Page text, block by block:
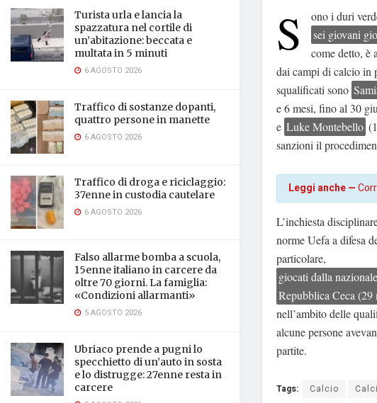
Turista urla e lancia la
spazzatura nel cortile di
un’abitazione: beccata e
multata in 5 minuti
6 AGOSTO 2026
Traffico di sostanze dopanti,
quattro persone in manette
6 AGOSTO 2026
Traffico di droga e riciclaggio:
37enne in custodia cautelare
6 AGOSTO 2026
Falso allarme bomba a scuola,
15enne italiano in carcere da
oltre 70 giorni. La famiglia:
«Condizioni allarmanti»
5 AGOSTO 2026
Ubriaco prende a pugni lo
specchietto di un’auto in sosta
e lo distrugge: 27enne resta in
carcere
S
ono i duri
sei giovani
come detto, è
dai campi di calcio in
squalificati sono
e 6 mesi, fino al 30
e Luke Montebello
sanzioni il
Leggi anche —
L’inchiesta
norme Uefa a difesa
particolare,
giocati dalla
Repubblica Ceca (29
nell’ambito delle
alcune persone
partite.
Tags: Calcio